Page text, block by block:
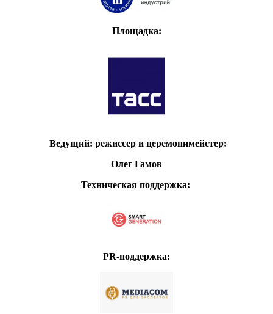
Площадка:
Ведущий: режиссер и церемонимейстер:
Олег Гамов
Техническая поддержка:
PR-поддержка: